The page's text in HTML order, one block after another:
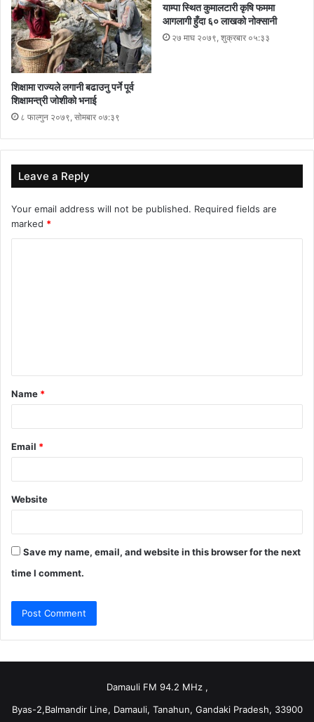
शिक्षामा राज्यले लगानी बढाउनु पर्ने पूर्व
शिक्षामन्त्री जोशीको भनाई
८ फाल्गुन २०७९, सोमबार ०७:३९
याम्पा स्थित कुमालटारी कृषि फममा
आगलागी हुँदा ६० लाखको नोक्सानी
२७ माघ २०७९, शुक्रबार ०५:३३
Leave a Reply
Your email address will not be published. Required fields are
marked *
t
*
Name *
Email *
Website
Save my name, email, and website in this browser for the next
time I comment.
Damauli FM 94.2 MHz ,
Byas-2,Balmandir Line, Damauli, Tanahun, Gandaki Pradesh, 33900